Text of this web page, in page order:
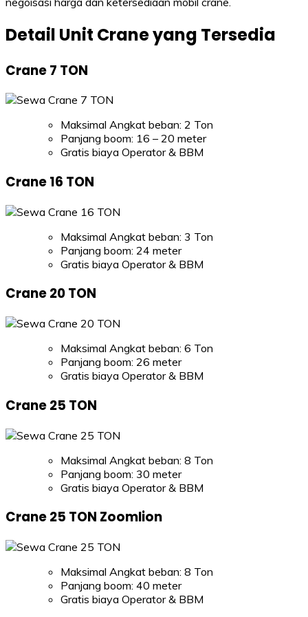
Detail Unit Crane yang Tersedia
Crane 7 TON
Maksimal Angkat beban: 2 Ton
Panjang boom: 16 – 20 meter
Gratis biaya Operator & BBM
Crane 16 TON
Maksimal Angkat beban: 3 Ton
Panjang boom: 24 meter
Gratis biaya Operator & BBM
Crane 20 TON
Maksimal Angkat beban: 6 Ton
Panjang boom: 26 meter
Gratis biaya Operator & BBM
Crane 25 TON
Maksimal Angkat beban: 8 Ton
Panjang boom: 30 meter
Gratis biaya Operator & BBM
Crane 25 TON Zoomlion
Maksimal Angkat beban: 8 Ton
Panjang boom: 40 meter
Gratis biaya Operator & BBM